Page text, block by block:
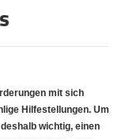
mit sich
Hilfestellungen. Um
wichtig, einen